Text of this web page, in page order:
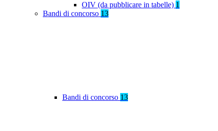
OIV (da pubblicare in tabelle) 1
Bandi di concorso 13
Bandi di concorso 13